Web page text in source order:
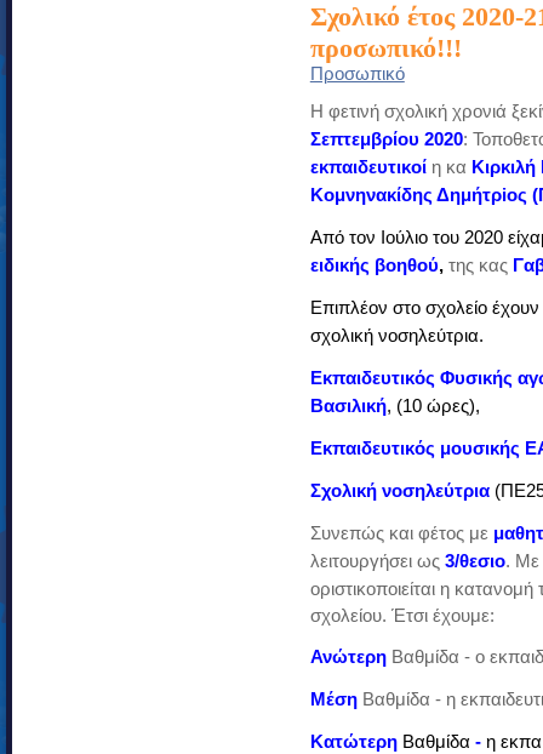
Σχολικό έτος 2020-
προσωπικό!!!
Προσωπικό
Η φετινή σχολική χρονιά
Σεπτεμβρίου 2020:
εκπαιδευτικοίη κα
Κομνηνακίδης Δημήτρioς
Από τον Ιούλιο του 2020
ειδικής βοηθού, της κας
Επιπλέον στο σχολείο
σχολική νοσηλεύτρια.
Εκπαιδευτικός Φυσικής
Βασιλική, (10 ώρες),
Εκπαιδευτικός μουσικής
Σχολική νοσηλεύτρια
Συνεπώς και φέτος με
λειτουργήσει ως 3/θεσιο. Με
οριστικοποιείται η
σχολείου. Έτσι έχουμε:
ΑνώτερηΒαθμίδα - ο
ΜέσηΒαθμίδα - η
ΚατώτερηΒαθμίδα - η